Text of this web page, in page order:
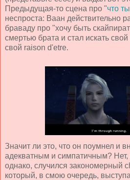
Предыдущая-то сцена про "что
неспроста: Ваан действительно
браваду про "хочу быть
смертью брата и стал искать
свой raison d'etre.
Значит ли это, что он поумнел и
адекватным и симпатичным? Нет,
однако, случился закономерный
который, в смою очередь,